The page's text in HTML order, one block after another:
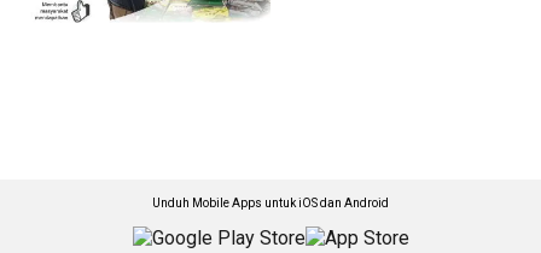
Unduh Mobile Apps untuk iOS dan Android